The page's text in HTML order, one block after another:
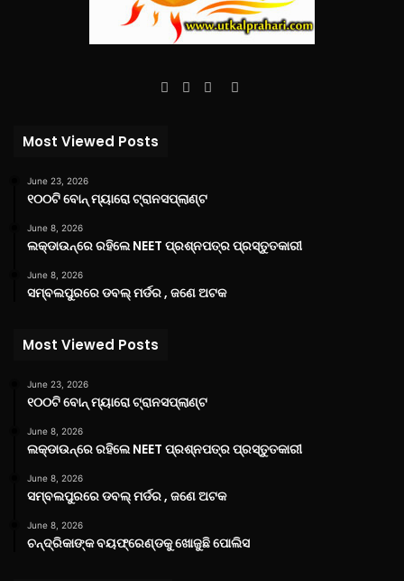
Facebook
TwitterYouTube
Instagram
Most Viewed Posts
June 23, 2026
୧୦୦ଟି ବୋନ୍ ମ୍ୟାରୋ ଟ୍ରାନସପ୍ଲାଣ୍ଟ
June 8, 2026
ଲକ୍‌ଡାଉନ୍‌ରେ ରହିଲେ NEET ପ୍ରଶ୍ନପତ୍ର ପ୍ରସ୍ତୁତକାରୀ
June 8, 2026
ସମ୍ବଲପୁରରେ ଡବଲ୍ ମର୍ଡର , ଜଣେ ଅଟକ
Most Viewed Posts
June 23, 2026
୧୦୦ଟି ବୋନ୍ ମ୍ୟାରୋ ଟ୍ରାନସପ୍ଲାଣ୍ଟ
June 8, 2026
ଲକ୍‌ଡାଉନ୍‌ରେ ରହିଲେ NEET ପ୍ରଶ୍ନପତ୍ର ପ୍ରସ୍ତୁତକାରୀ
June 8, 2026
ସମ୍ବଲପୁରରେ ଡବଲ୍ ମର୍ଡର , ଜଣେ ଅଟକ
June 8, 2026
ଚନ୍ଦ୍ରିକାଙ୍କ ବୟଫ୍ରେଣ୍ଡକୁ ଖୋଜୁଛି ପୋଲିସ